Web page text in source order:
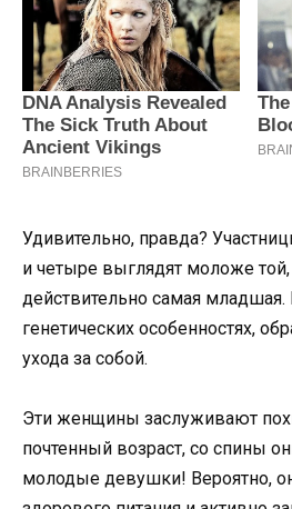
Удивительно, правда?
и четыре выглядят моложе той,
действительно самая младшая.
генетических особенностях,
ухода за собой.
Эти женщины заслуживают
почтенный возраст, со спины
молодые девушки! Вероятно,